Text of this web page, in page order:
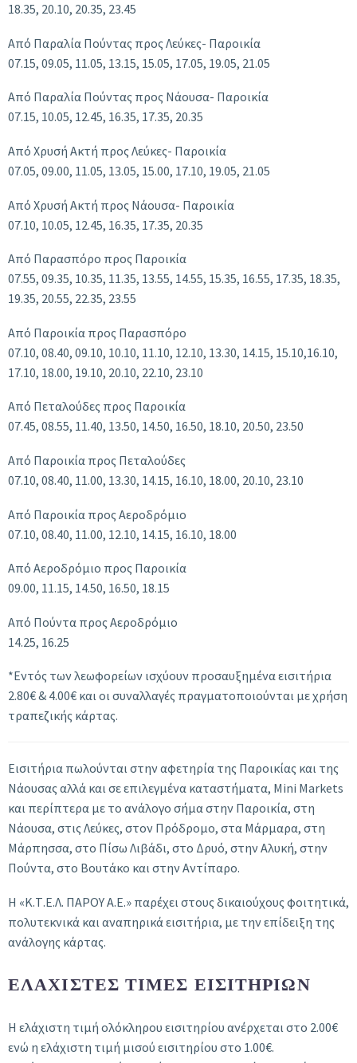
18.35, 20.10, 20.35, 23.45
Από Παραλία Πούντας προς Λεύκες- Παροικία
07.15, 09.05, 11.05, 13.15, 15.05, 17.05, 19.05, 21.05
Από Παραλία Πούντας προς Νάουσα- Παροικία
07.15, 10.05, 12.45, 16.35, 17.35, 20.35
Από Χρυσή Ακτή προς Λεύκες- Παροικία
07.05, 09.00, 11.05, 13.05, 15.00, 17.10, 19.05, 21.05
Από Χρυσή Ακτή προς Νάουσα- Παροικία
07.10, 10.05, 12.45, 16.35, 17.35, 20.35
Από Παρασπόρο προς Παροικία
07.55, 09.35, 10.35, 11.35, 13.55, 14.55, 15.35, 16.55, 17.35, 18.35,
19.35, 20.55, 22.35, 23.55
Από Παροικία προς Παρασπόρο
07.10, 08.40, 09.10, 10.10, 11.10, 12.10, 13.30, 14.15, 15.10,16.10,
17.10, 18.00, 19.10, 20.10, 22.10, 23.10
Από Πεταλούδες προς Παροικία
07.45, 08.55, 11.40, 13.50, 14.50, 16.50, 18.10, 20.50, 23.50
Από Παροικία προς Πεταλούδες
07.10, 08.40, 11.00, 13.30, 14.15, 16.10, 18.00, 20.10, 23.10
Από Παροικία προς Αεροδρόμιο
07.10, 08.40, 11.00, 12.10, 14.15, 16.10, 18.00
Από Αεροδρόμιο προς Παροικία
09.00, 11.15, 14.50, 16.50, 18.15
Από Πούντα προς Αεροδρόμιο
14.25, 16.25
*Εντός των λεωφορείων ισχύουν προσαυξημένα εισιτήρια
2.80€ & 4.00€ και οι συναλλαγές πραγματοποιούνται με χρήση
τραπεζικής κάρτας.
Εισιτήρια πωλούνται στην αφετηρία της Παροικίας και της
Νάουσας αλλά και σε επιλεγμένα καταστήματα, Mini Markets
και περίπτερα με το ανάλογο σήμα στην Παροικία, στη
Νάουσα, στις Λεύκες, στον Πρόδρομο, στα Μάρμαρα, στη
Μάρπησσα, στο Πίσω Λιβάδι, στο Δρυό, στην Αλυκή, στην
Πούντα, στο Βουτάκο και στην Αντίπαρο.
Η «Κ.Τ.Ε.Λ. ΠΑΡΟΥ Α.Ε.» παρέχει στους δικαιούχους φοιτητικά,
πολυτεκνικά και αναπηρικά εισιτήρια, με την επίδειξη της
ανάλογης κάρτας.
ΕΛΑΧΙΣΤΕΣ ΤΙΜΕΣ ΕΙΣΙΤΗΡΙΩΝ
Η ελάχιστη τιμή ολόκληρου εισιτηρίου ανέρχεται στο 2.00€
ενώ η ελάχιστη τιμή μισού εισιτηρίου στο 1.00€.